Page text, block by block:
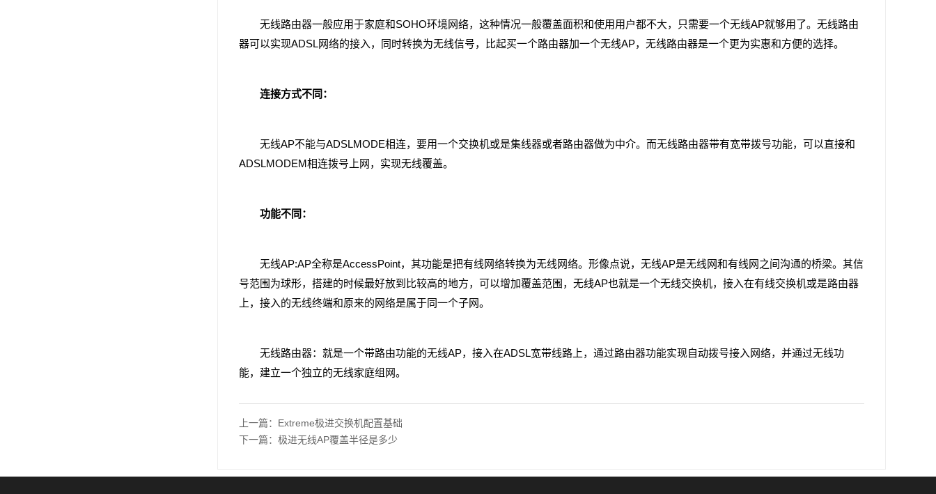
无线路由器一般应用于家庭和SOHO环境网络，这种情况一般覆盖面积和使用用户都不大，只需要一个无线AP就够用了。无线路由
器可以实现ADSL网络的接入，同时转换为无线信号，比起买一个路由器加一个无线AP，无线路由器是一个更为实惠和方便的选择。
连接方式不同：
无线AP不能与ADSLMODE相连，要用一个交换机或是集线器或者路由器做为中介。而无线路由器带有宽带拨号功能，可以直接和
ADSLMODEM相连拨号上网，实现无线覆盖。
功能不同：
无线AP:AP全称是AccessPoint，其功能是把有线网络转换为无线网络。形像点说，无线AP是无线网和有线网之间沟通的桥梁。其信
号范围为球形，搭建的时候最好放到比较高的地方，可以增加覆盖范围，无线AP也就是一个无线交换机，接入在有线交换机或是路由器
上，接入的无线终端和原来的网络是属于同一个子网。
无线路由器：就是一个带路由功能的无线AP，接入在ADSL宽带线路上，通过路由器功能实现自动拨号接入网络，并通过无线功
能，建立一个独立的无线家庭组网。
上一篇：Extreme极进交换机配置基础
下一篇：极进无线AP覆盖半径是多少